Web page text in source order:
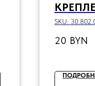
С
SKU:
20 BYN